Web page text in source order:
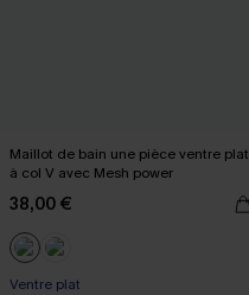
Maillot de bain une pièce ventre plat
à col V avec Mesh power
38,00 €
Ventre plat